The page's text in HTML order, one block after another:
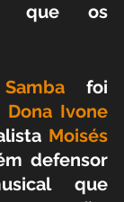
que os
Ivone
Moisés
defensor
que